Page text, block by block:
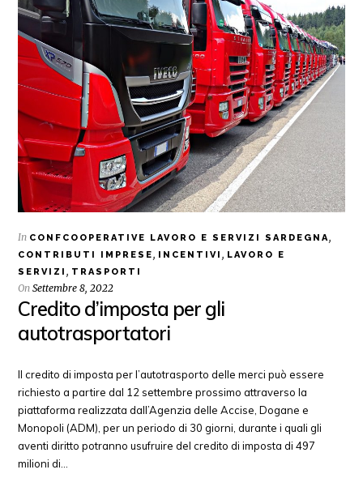
In CONFCOOPERATIVE LAVORO E SERVIZI SARDEGNA,
CONTRIBUTI IMPRESE, INCENTIVI, LAVORO E
SERVIZI, TRASPORTI
OnSettembre 8, 2022
Credito d’imposta per gli
autotrasportatori
Il credito di imposta per l’autotrasporto delle merci può essere
richiesto a partire dal 12 settembre prossimo attraverso la
piattaforma realizzata dall’Agenzia delle Accise, Dogane e
Monopoli (ADM), per un periodo di 30 giorni, durante i quali gli
aventi diritto potranno usufruire del credito di imposta di 497
milioni di…